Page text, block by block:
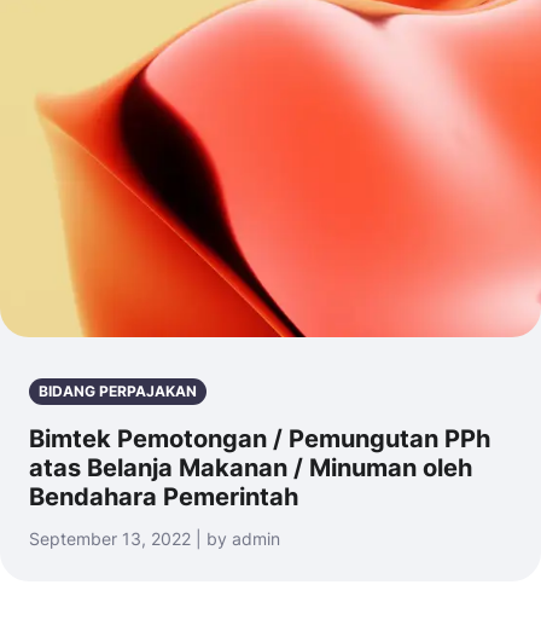
BIDANG PERPAJAKAN
Bimtek Pemotongan / Pemungutan PPh
atas Belanja Makanan / Minuman oleh
Bendahara Pemerintah
September 13, 2022 | by admin